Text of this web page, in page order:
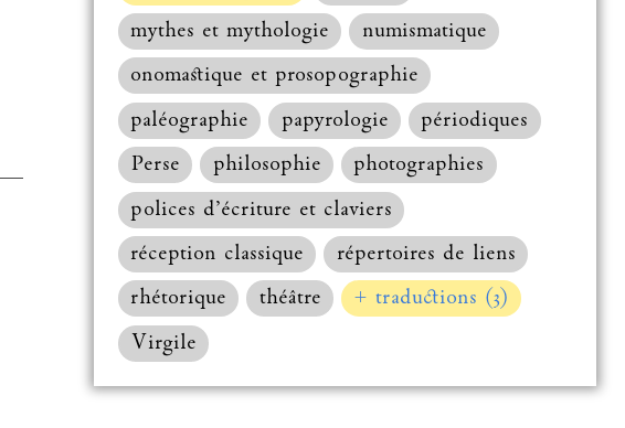
mythes et mythologie
numismatique
onomastique et prosopographie
paléographie
papyrologie
périodiques
Perse
philosophie
photographies
polices d’écriture et claviers
réception classique
répertoires de liens
rhétorique
théâtre
+ traductions (3)
Virgile